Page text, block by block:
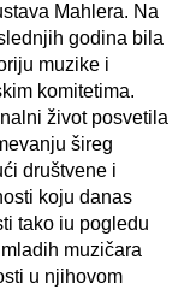
Mahlera. Na
godina bila
muzike i
komitetima.
život posvetila
šireg
društvene i
koju danas
tako iu pogledu
muzičara
u njihovom